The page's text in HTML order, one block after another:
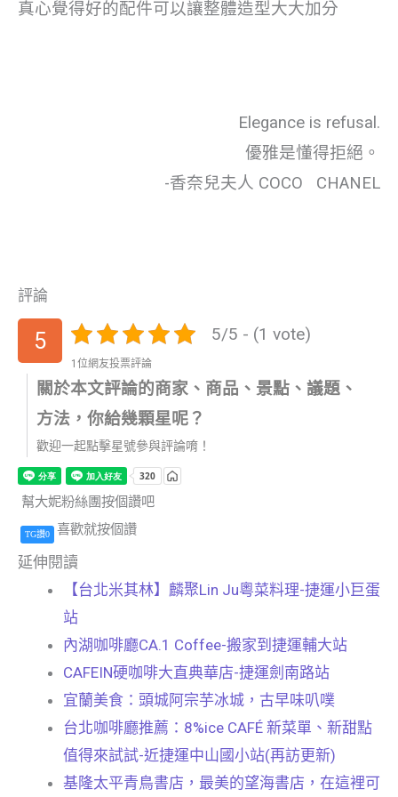
真心覺得好的配件可以讓整體造型大大加分
Elegance is refusal.
優雅是懂得拒絕。
-香奈兒夫人 COCO CHANEL
評論
5 5/5 - (1 vote)
1位網友投票評論
關於本文評論的商家、商品、景點、議題、
方法，你給幾顆星呢？
歡迎一起點擊星號參與評論唷！
幫大妮粉絲團按個讚吧
TG讚0 喜歡就按個讚
延伸閱讀
【台北米其林】麟聚Lin Ju粵菜料理-捷運小巨蛋
站
內湖咖啡廳CA.1 Coffee-搬家到捷運輔大站
CAFEIN硬咖啡大直典華店-捷運劍南路站
宜蘭美食：頭城阿宗芋冰城，古早味叭噗
台北咖啡廳推薦：8%ice CAFÉ 新菜單、新甜點
值得來試試-近捷運中山國小站(再訪更新)
基隆太平青鳥書店，最美的望海書店，在這裡可